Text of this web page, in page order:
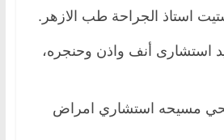
استاذ الجراحة طب الازهر.
استشارى أنف واذن وحنجره،
مسيحه استشاري امراض